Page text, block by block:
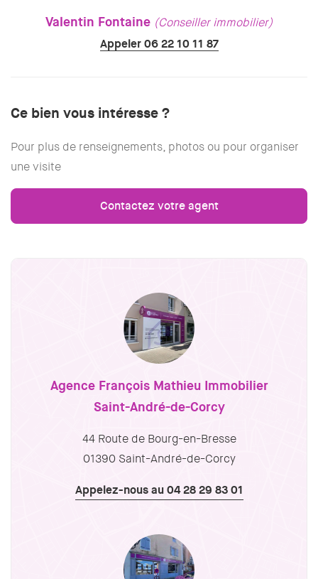
Valentin Fontaine (Conseiller immobilier)
Appeler 06 22 10 11 87
Ce bien vous intéresse ?
Pour plus de renseignements, photos ou pour organiser
une visite
Contactez votre agent
Agence François Mathieu Immobilier
Saint-André-de-Corcy
44 Route de Bourg-en-Bresse
01390 Saint-André-de-Corcy
Appelez-nous au 04 28 29 83 01